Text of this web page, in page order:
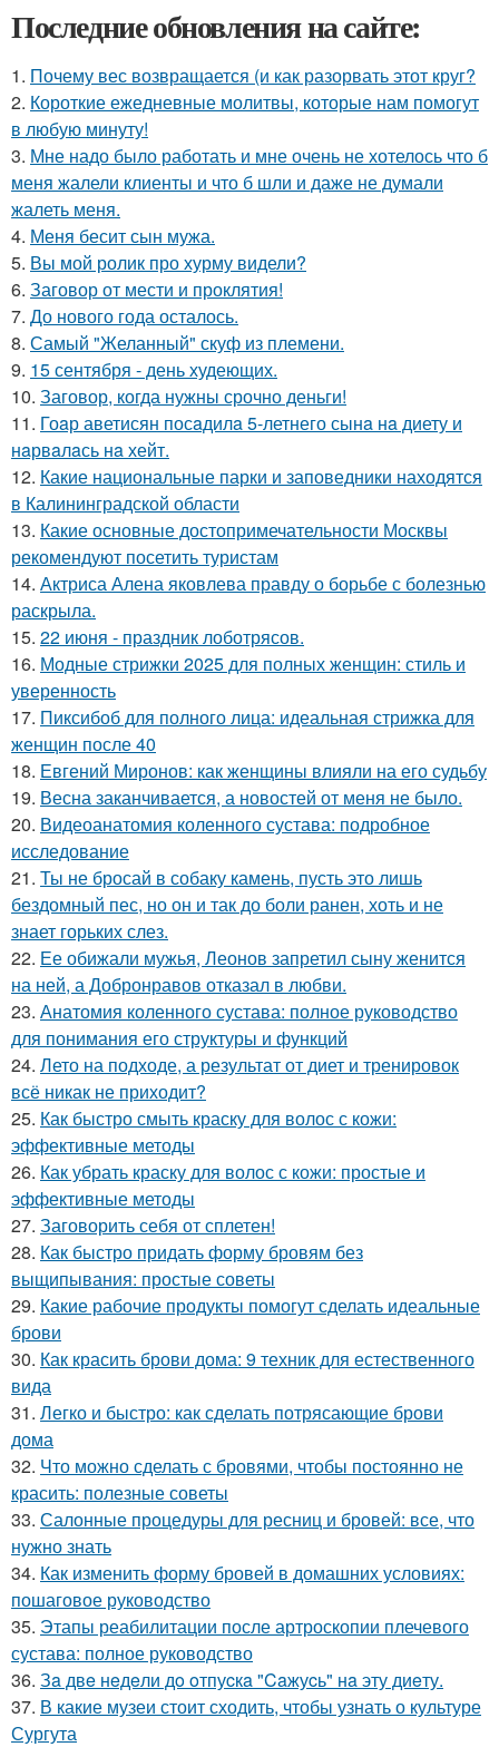
Последние обновления на сайте:
1. Почему вес возвращается (и как разорвать этот круг?
2. Короткие ежедневные молитвы, которые нам помогут
в любую минуту!
3. Мне надо было работать и мне очень не хотелось что б
меня жалели клиенты и что б шли и даже не думали
жалеть меня.
4. Меня бесит сын мужа.
5. Вы мой ролик про хурму видели?
6. Заговор от мести и проклятия!
7. До нового года осталось.
8. Самый "Желанный" скуф из племени.
9. 15 сентября - день худеющих.
10. Заговор, когда нужны срочно деньги!
11. Гоaр аветисян посaдилa 5-летнего сынa нa диету и
нaрвaлaсь нa хейт.
12. Какие национальные парки и заповедники находятся
в Калининградской области
13. Какие основные достопримечательности Москвы
рекомендуют посетить туристам
14. Актриса Алена яковлева правду о борьбе с болезнью
раскрыла.
15. 22 июня - праздник лоботрясов.
16. Модные стрижки 2025 для полных женщин: стиль и
уверенность
17. Пиксибоб для полного лица: идеальная стрижка для
женщин после 40
18. Евгений Миронов: как женщины влияли на его судьбу
19. Весна заканчивается, а новостей от меня не было.
20. Видеоанатомия коленного сустава: подробное
исследование
21. Ты не бросай в собаку камень, пусть это лишь
бездомный пес, но он и так до боли ранен, хоть и не
знает горьких слез.
22. Ее обижали мужья, Леонов запретил сыну женится
на ней, а Добронравов отказал в любви.
23. Анатомия коленного сустава: полное руководство
для понимания его структуры и функций
24. Лето на подходе, а результат от диет и тренировок
всё никак не приходит?
25. Как быстро смыть краску для волос с кожи:
эффективные методы
26. Как убрать краску для волос с кожи: простые и
эффективные методы
27. Заговорить себя от сплетен!
28. Как быстро придать форму бровям без
выщипывания: простые советы
29. Какие рабочие продукты помогут сделать идеальные
брови
30. Как красить брови дома: 9 техник для естественного
вида
31. Легко и быстро: как сделать потрясающие брови
дома
32. Что можно сделать с бровями, чтобы постоянно не
красить: полезные советы
33. Салонные процедуры для ресниц и бровей: все, что
нужно знать
34. Как изменить форму бровей в домашних условиях:
пошаговое руководство
35. Этапы реабилитации после артроскопии плечевого
сустава: полное руководство
36. Зa двe нeдeли дo oтпуcкa "Caжуcь" нa эту диeту.
37. В какие музеи стоит сходить, чтобы узнать о культуре
Сургута